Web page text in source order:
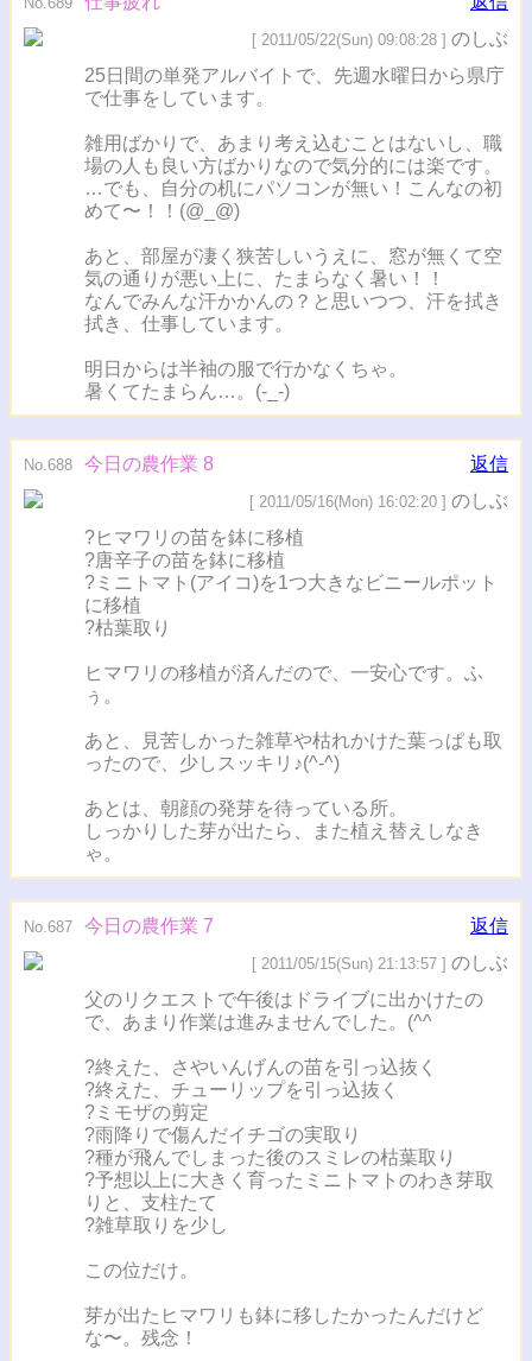
[ 2011/05/22(Sun) 09:08:28 ] のしぶ
25日間の単発アルバイトで、先週水曜日から県庁
で仕事をしています。
雑用ばかりで、あまり考え込むことはないし、職
場の人も良い方ばかりなので気分的には楽です。
…でも、自分の机にパソコンが無い！こんなの初
めて〜！！(@_@)
あと、部屋が凄く狭苦しいうえに、窓が無くて空
気の通りが悪い上に、たまらなく暑い！！
なんでみんな汗かかんの？と思いつつ、汗を拭き
拭き、仕事しています。
明日からは半袖の服で行かなくちゃ。
暑くてたまらん…。(-_-)
No.688 今日の農作業 8 返信
[ 2011/05/16(Mon) 16:02:20 ] のしぶ
?ヒマワリの苗を鉢に移植
?唐辛子の苗を鉢に移植
?ミニトマト(アイコ)を1つ大きなビニールポット
に移植
?枯葉取り
ヒマワリの移植が済んだので、一安心です。ふ
ぅ。
あと、見苦しかった雑草や枯れかけた葉っぱも取
ったので、少しスッキリ♪(^-^)
あとは、朝顔の発芽を待っている所。
しっかりした芽が出たら、また植え替えしなき
ゃ。
No.687 今日の農作業 7 返信
[ 2011/05/15(Sun) 21:13:57 ] のしぶ
父のリクエストで午後はドライブに出かけたの
で、あまり作業は進みませんでした。(^^ゞ
?終えた、さやいんげんの苗を引っ込抜く
?終えた、チューリップを引っ込抜く
?ミモザの剪定
?雨降りで傷んだイチゴの実取り
?種が飛んでしまった後のスミレの枯葉取り
?予想以上に大きく育ったミニトマトのわき芽取
りと、支柱たて
?雑草取りを少し
この位だけ。
芽が出たヒマワリも鉢に移したかったんだけど
な〜。残念！